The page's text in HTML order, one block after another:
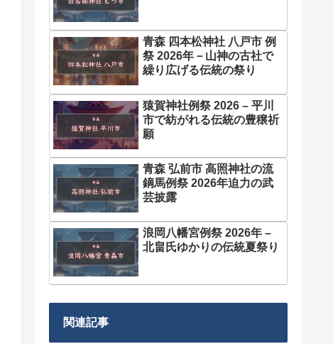
青森 四本松神社 八戸市 例
祭 2026年－山神の古社で
繰り広げる伝統の祭り
猿賀神社例祭 2026 – 平川
市で紡がれる伝統の豊穣祈
願
青森 弘前市 高照神社の流
鏑馬例祭 2026年迫力の武
芸披露
浪岡八幡宮例祭 2026年 –
北畠氏ゆかりの伝統夏祭り
関連記事